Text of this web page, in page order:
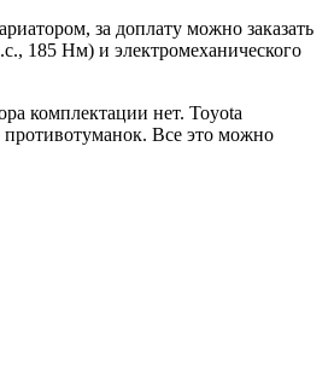
за доплату можно заказать
185 Нм) и электромеханического
комплектации нет. Toyota
противотуманок. Все это можно